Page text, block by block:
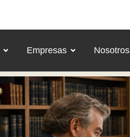
Empresas Nosotros